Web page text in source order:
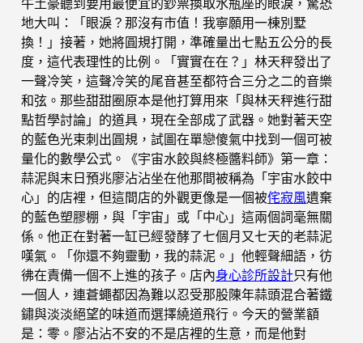
地大叫：「眼淚？那沒有市值！我寧願用一棟別墅
換！」接著，她將圓規打開，準確量出七點五公分的長
度，這代表理性的比例。「實實在在？」林天秤發出了
一聲冷笑，這聲冷笑的尾音甚至都符合三分之二的音樂
和弦。那些甜甜圈原本是他打算用來「與林天秤進行甜
點哲學討論」的道具，現在全部成了武器。她對著天空
的藍色光束刺出圓規，試圖在單戀傻氣中找到一個可被
量化的數學公式。《宇宙水餃與終極醬料師》第一章：
蒜泥與末日預兆廖沾沾坐在他那間被稱為「宇宙水餃中
心」的店裡，但這間店的外觀更像是一個被侘寂風遺棄
的藍色塑膠棚，與「宇宙」或「中心」這兩個詞毫無關
係。他正在對著一缸已經發酵了七個月又七天的老蒜泥
嘆氣。「你還不夠靈動，我的蒜泥。」他輕聲細語，彷
彿在責備一個不上進的孩子。店內身心診所設計只有他
一個人，連蒼蠅都因為難以忍受那股陳年蒜頭混合著鐵
鏽與淡淡絕望的味道而選擇繞道飛行。今天的營業額
是：零。廖沾沾不安的不是店裡的生意，而是他對